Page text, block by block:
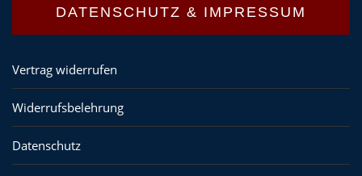
DATENSCHUTZ & IMPRESSUM
Vertrag widerrufen
Widerrufsbelehrung
Datenschutz